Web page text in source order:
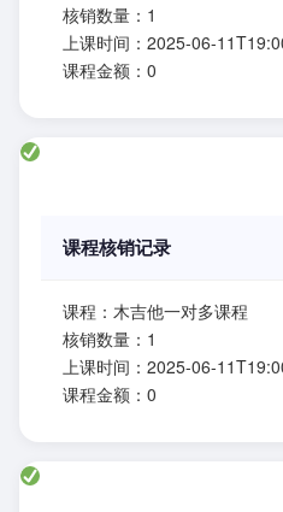
核销数量：1
上课时间：2025-06-
课程金额：0
课程核销记录
课程：木吉他一对多课程
核销数量：1
上课时间：2025-06-
课程金额：0